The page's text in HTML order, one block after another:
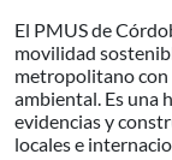
El PMUS de
movilidad
metropolitano con
ambiental. Es una
evidencias y
locales e